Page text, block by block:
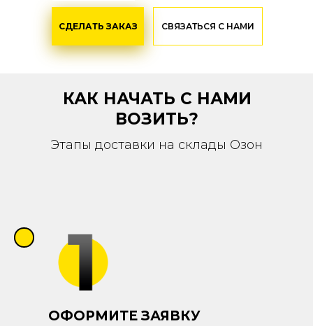
СДЕЛАТЬ ЗАКАЗ СВЯЗАТЬСЯ С НАМИ
КАК НАЧАТЬ С НАМИ
ВОЗИТЬ?
Этапы доставки на склады Озон
ОФОРМИТЕ ЗАЯВКУ